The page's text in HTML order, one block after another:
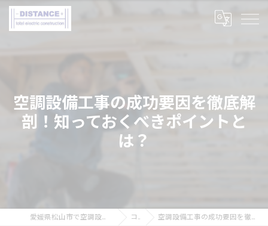
空調設備工事の成功要因を徹底解
剖！知っておくべきポイントと
は？
愛媛県松山市で空調設備工事の求人なら株式会社DISTANCE コラム 空調設備工事の成功要因を徹底解剖！知っておくべきポイントとは？